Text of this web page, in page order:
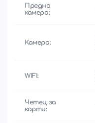
Предна
камера:
Камера:
WIFI:
Четец за
карти: